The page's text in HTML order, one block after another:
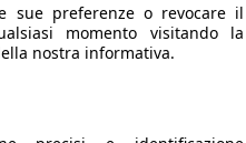
sue preferenze o revocare il
momento visitando la
nostra informativa.